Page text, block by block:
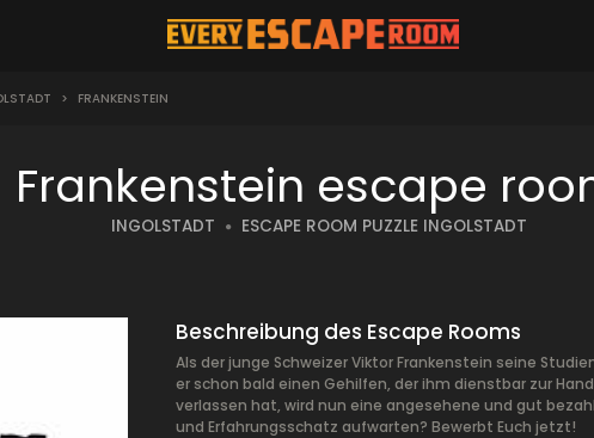
> FRANKENSTEIN
Frankenstein escape
INGOLSTADT ESCAPE ROOM PUZZLE INGOLSTADT
Beschreibung des Escape Rooms
Als der junge Schweizer Viktor Frankenstein seine
er schon bald einen Gehilfen, der ihm dienstbar zur
verlassen hat, wird nun eine angesehene und gut
und Erfahrungsschatz aufwarten? Bewerbt Euch jetzt!